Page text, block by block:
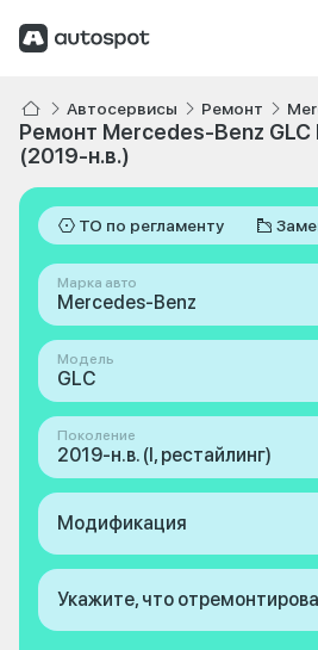
Автосервисы Ремонт
Ремонт Mercedes-Benz GLC
(2019-н.в.)
ТО по регламенту
Марка авто
Mercedes-Benz
Модель
GLC
Поколение
2019-н.в. (I, рестайлинг)
Модификация
Укажите, что